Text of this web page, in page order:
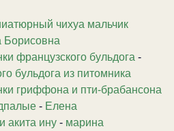
чихуа мальчик
Борисовна
французского бульдога -
бульдога из питомника
гриффона и пти-брабансона
- Елена
акита ину - марина